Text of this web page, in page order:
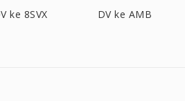
ke 8SVX DV ke AMB